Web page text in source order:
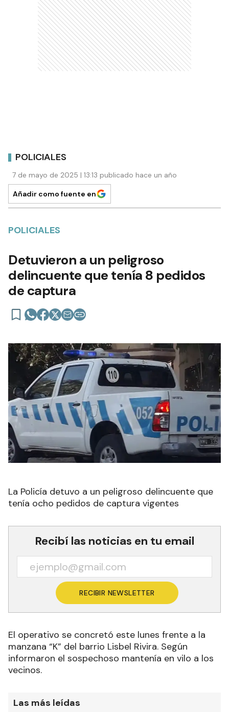
POLICIALES
7 de mayo de 2025 | 13:13 publicado hace un año
Añadir como fuente en
POLICIALES
Detuvieron a un peligroso
delincuente que tenía 8 pedidos
de captura
La Policía detuvo a un peligroso delincuente que
tenía ocho pedidos de captura vigentes
Recibí las noticias en tu email
RECIBIR NEWSLETTER
El operativo se concretó este lunes frente a la
manzana “K” del barrio Lisbel Rivira. Según
informaron el sospechoso mantenía en vilo a los
vecinos.
Las más leídas